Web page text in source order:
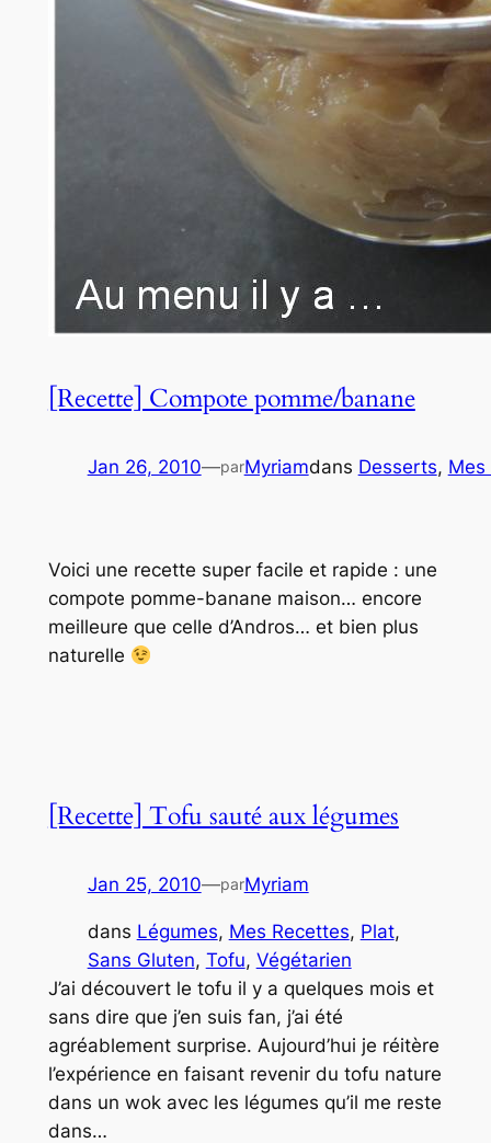
[Recette] Compote pomme/banane
Jan 26, 2010—parMyriamdans Desserts, Mes
Voici une recette super facile et rapide : une
compote pomme-banane maison… encore
meilleure que celle d’Andros… et bien plus
naturelle
[Recette] Tofu sauté aux légumes
Jan 25, 2010—parMyriam
dans Légumes, Mes Recettes, Plat
Sans Gluten, Tofu, Végétarien
J’ai découvert le tofu il y a quelques mois et
sans dire que j’en suis fan, j’ai été
agréablement surprise. Aujourd’hui je réitère
l’expérience en faisant revenir du tofu nature
dans un wok avec les légumes qu’il me reste
dans…